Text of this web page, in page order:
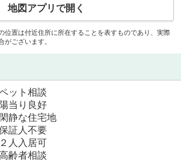
地図アプリで開く
位置は付近住所に所在することを表すものであり、実際
がございます。
ット相談
陽当り良好
閑静な住宅地
証人不要
２人入居可
齢者相談